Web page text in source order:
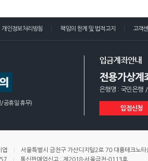
개인정보처리방침 책임의 한계 및 법적고지 고객
공휴일 휴무)
입금계좌안내
전용가상계
은행명 : 국민은행
입점신청
엽
서울특별시 금천구 가산디지털2로 70 대륭테크노
통신판매업신고 : 제2018-서울금천-0113호